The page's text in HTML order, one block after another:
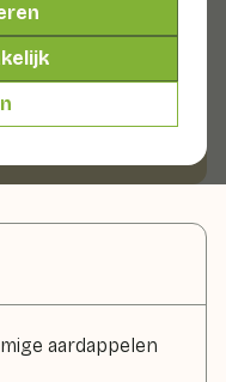
per ingrediënt?
aardappelen